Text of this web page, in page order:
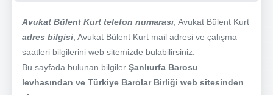
Avukat Bülent Kurt telefon numarası , Avukat Bülent Kurt
adres bilgisi , Avukat Bülent Kurt mail adresi ve çalışma
saatleri bilgilerini web sitemizde bulabilirsiniz.
Bu sayfada bulunan bilgiler Şanlıurfa Barosu
levhasından ve Türkiye Barolar Birliği web sitesinden